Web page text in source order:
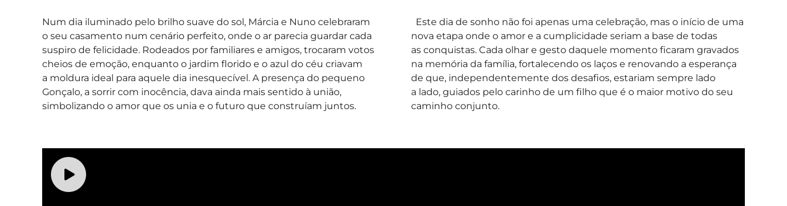
Num dia iluminado pelo brilho suave do sol, Márcia e Nuno celebraram
o seu casamento num cenário perfeito, onde o ar parecia guardar cada
suspiro de felicidade. Rodeados por familiares e amigos, trocaram votos
cheios de emoção, enquanto o jardim florido e o azul do céu criavam
a moldura ideal para aquele dia inesquecível. A presença do pequeno
Gonçalo, a sorrir com inocência, dava ainda mais sentido à união,
simbolizando o amor que os unia e o futuro que construíam juntos.
Este dia de sonho não foi apenas uma celebração, mas o início de uma
nova etapa onde o amor e a cumplicidade seriam a base de todas
as conquistas. Cada olhar e gesto daquele momento ficaram gravados
na memória da família, fortalecendo os laços e renovando a esperança
de que, independentemente dos desafios, estariam sempre lado
a lado, guiados pelo carinho de um filho que é o maior motivo do seu
caminho conjunto.